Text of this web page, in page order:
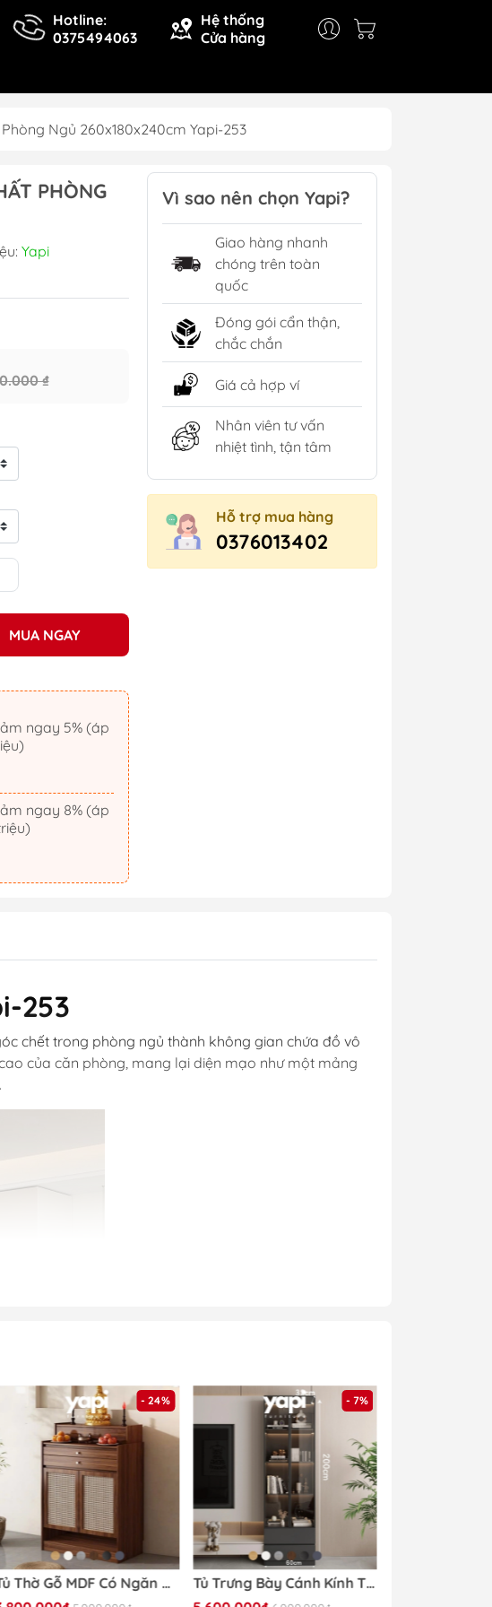
Hotline:
0375494063
Hệ thống
Cửa hàng
Ngủ 260x180x240cm Yapi-253
PHÒNG
Yapi
₫
MUA NGAY
Vì sao nên chọn Yapi?
Giao hàng nhanh
chóng trên toàn
quốc
Đóng gói cẩn thận,
chắc chắn
Giá cả hợp ví
Nhân viên tư vấn
nhiệt tình, tận tâm
Hỗ trợ mua hàng
0376013402
253
chết trong phòng ngủ thành không gian chứa đồ vô
của căn phòng, mang lại diện mạo như một mảng
và nhận hàng củaYapi
- 24%
Tủ Thờ Gỗ MDF Có Ngăn Kéo Và Cửa Tấm Mây Nhỏ Gọn Hiện Đại 84x48x127cm Yapi-1207
- 7%
Tủ Trưng Bày Cánh Kính Tích Hợp Đèn LED 60x32x200cm Yapi TK003 Trang Trí Phòng Khách